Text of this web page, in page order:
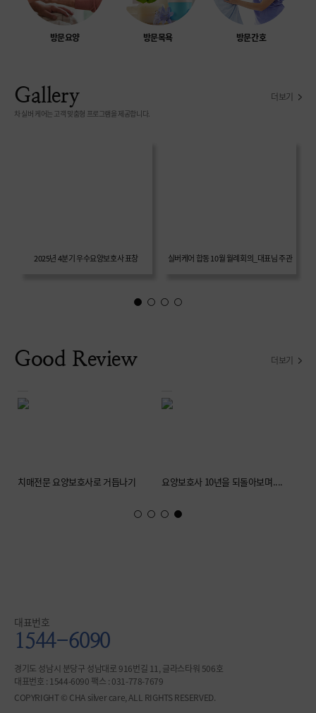
방문요양 방문목욕 방문간호
Gallery 더보기
차 실버 케어는 고객 맞춤형 프로그램을 제공합니다.
2025년 4분기 우수요양보호사 표창 실버케어 합동 10월 월례회의_대표님 주관
Good Review 더보기
치매전문 요양보호사로 거듭나기 요양보호사 10년을 되돌아보며....
대표번호
1544-6090
경기도 성남시 분당구 성남대로 916번길 11, 글라스타워 506호
대표번호 : 1544-6090 팩스 : 031-778-7679
COPYRIGHT © CHA silver care, ALL RIGHTS RESERVED.